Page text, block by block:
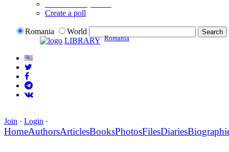
Create a poll
Romania
World
LIBRARY Romania
Join · Login ·
HomeAuthorsArticlesBooksPhotosFilesDiaries